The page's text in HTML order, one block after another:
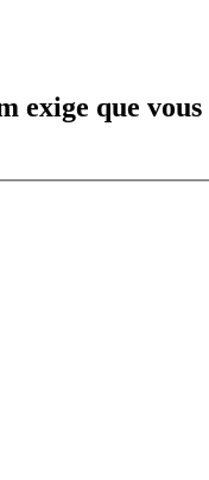
exige que